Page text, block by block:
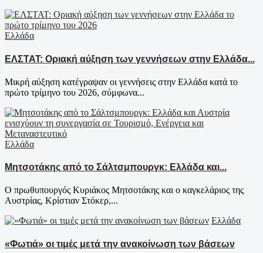
Ελλάδα
ΕΛΣΤΑΤ: Οριακή αύξηση των γεννήσεων στην Ελλάδα...
Μικρή αύξηση κατέγραψαν οι γεννήσεις στην Ελλάδα κατά το
πρώτο τρίμηνο του 2026, σύμφωνα...
Ελλάδα
Μητσοτάκης από το Σάλτσμπουργκ: Ελλάδα και...
Ο πρωθυπουργός Κυριάκος Μητσοτάκης και ο καγκελάριος της
Αυστρίας, Κρίστιαν Στόκερ,...
Ελλάδα
«Φωτιά» οι τιμές μετά την ανακοίνωση των βάσεων